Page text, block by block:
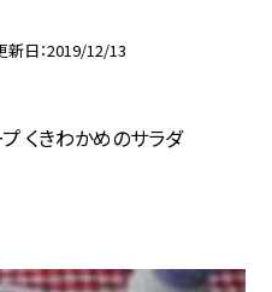
新日 2019/12/13
くきわかめのサラダ